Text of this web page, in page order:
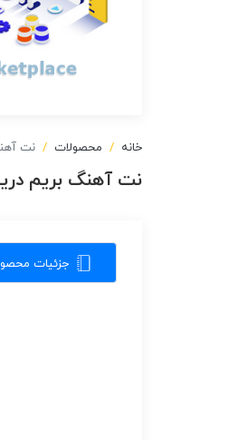
خانه محصولات نت
نت آهنگ بریم
جزئیات